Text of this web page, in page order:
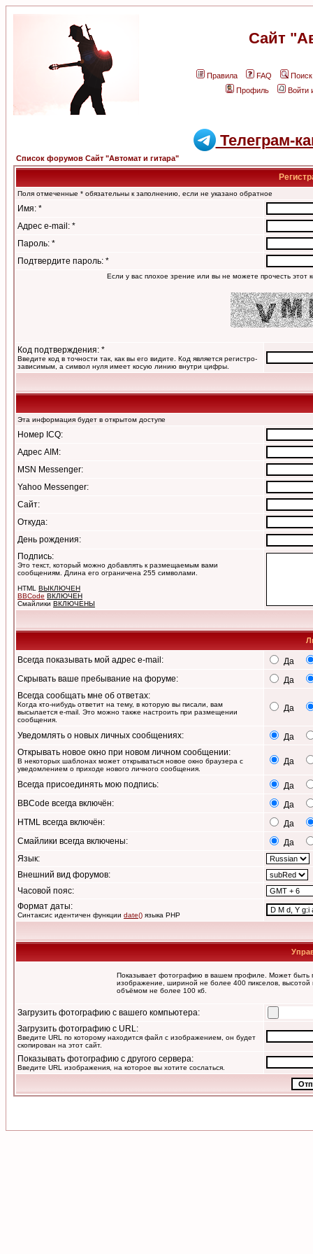
Сайт
Правила FAQ
Поиск
Профиль
Войти
Телеграм-
Список форумов Сайт "Автомат и гитара"
Поля отмеченные * обязательны к заполнению, если не указано обратное
Имя: *
Адрес e-mail: *
Пароль: *
Подтвердите пароль: *
Если у вас плохое зрение или вы не можете прочесть этот
Код подтверждения: *
Введите код в точности так, как вы его видите. Код является регистро-
зависимым, а символ нуля имеет косую линию внутри цифры.
Эта информация будет в открытом доступе
Номер ICQ:
Адрес AIM:
MSN Messenger:
Yahoo Messenger:
Сайт:
Откуда:
День рождения:
Подпись:
Это текст, который можно добавлять к размещаемым вами
сообщениям. Длина его ограничена 255 символами.
HTML ВЫКЛЮЧЕН
BBCode ВКЛЮЧЕН
Смайлики ВКЛЮЧЕНЫ
Всегда показывать мой адрес e-mail:
Да
Скрывать ваше пребывание на форуме:
Да
Всегда сообщать мне об ответах:
Когда кто-нибудь ответит на тему, в которую вы писали, вам
высылается e-mail. Это можно также настроить при размещении
сообщения.
Да
Уведомлять о новых личных сообщениях:
Да
Открывать новое окно при новом личном сообщении:
В некоторых шаблонах может открываться новое окно браузера с
уведомлением о приходе нового личного сообщения.
Да
Всегда присоединять мою подпись:
Да
BBCode всегда включён:
Да
HTML всегда включён:
Да
Смайлики всегда включены:
Да
Язык:
Внешний вид форумов:
Часовой пояс:
Формат даты:
Синтаксис идентичен функции date() языка PHP
Показывает фотографию в вашем профиле. Может быть
изображение, шириной не более 400 пикселов, высотой
объёмом не более 100 кб.
Загрузить фотографию с вашего компьютера:
Загрузить фотографию с URL:
Введите URL по которому находится файл с изображением, он будет
скопирован на этот сайт.
Показывать фотографию с другого сервера:
Введите URL изображения, на которое вы хотите сослаться.